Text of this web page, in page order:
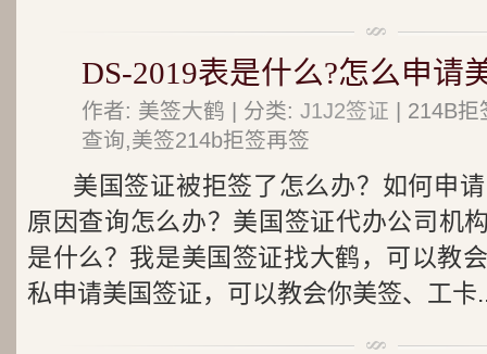
DS-2019表是什么?怎么申请
作者: 美签大鹤 | 分类: J1J2签证 | 214B
查询,美签214b拒签再签
美国签证被拒签了怎么办？如何申
原因查询怎么办？美国签证代办公司机
是什么？我是美国签证找大鹤，可以教
私申请美国签证，可以教会你美签、工卡